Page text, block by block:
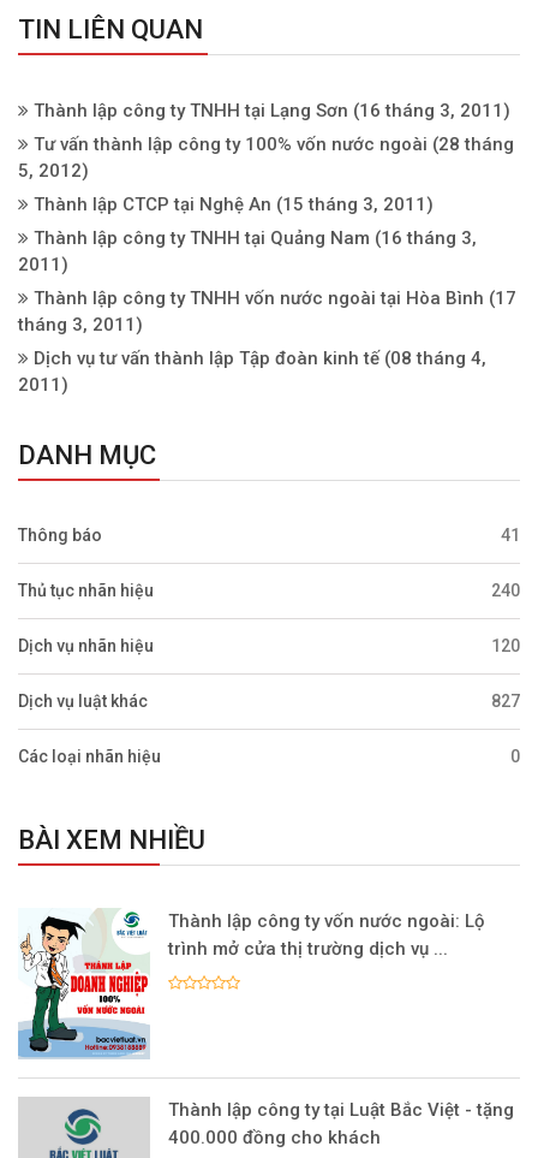
TIN LIÊN QUAN
Thành lập công ty TNHH tại Lạng Sơn (16 tháng 3, 2011)
Tư vấn thành lập công ty 100% vốn nước ngoài (28 tháng
5, 2012)
Thành lập CTCP tại Nghệ An (15 tháng 3, 2011)
Thành lập công ty TNHH tại Quảng Nam (16 tháng 3,
2011)
Thành lập công ty TNHH vốn nước ngoài tại Hòa Bình (17
tháng 3, 2011)
Dịch vụ tư vấn thành lập Tập đoàn kinh tế (08 tháng 4,
2011)
DANH MỤC
Thông báo 41
Thủ tục nhãn hiệu 240
Dịch vụ nhãn hiệu 120
Dịch vụ luật khác 827
Các loại nhãn hiệu 0
BÀI XEM NHIỀU
Thành lập công ty vốn nước ngoài: Lộ
trình mở cửa thị trường dịch vụ ...
Thành lập công ty tại Luật Bắc Việt - tặng
400.000 đồng cho khách